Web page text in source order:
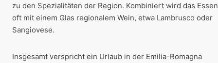
zu den Spezialitäten der Region. Kombiniert wird das Essen
oft mit einem Glas regionalem Wein, etwa Lambrusco oder
Sangiovese.
Insgesamt verspricht ein Urlaub in der Emilia-Romagna